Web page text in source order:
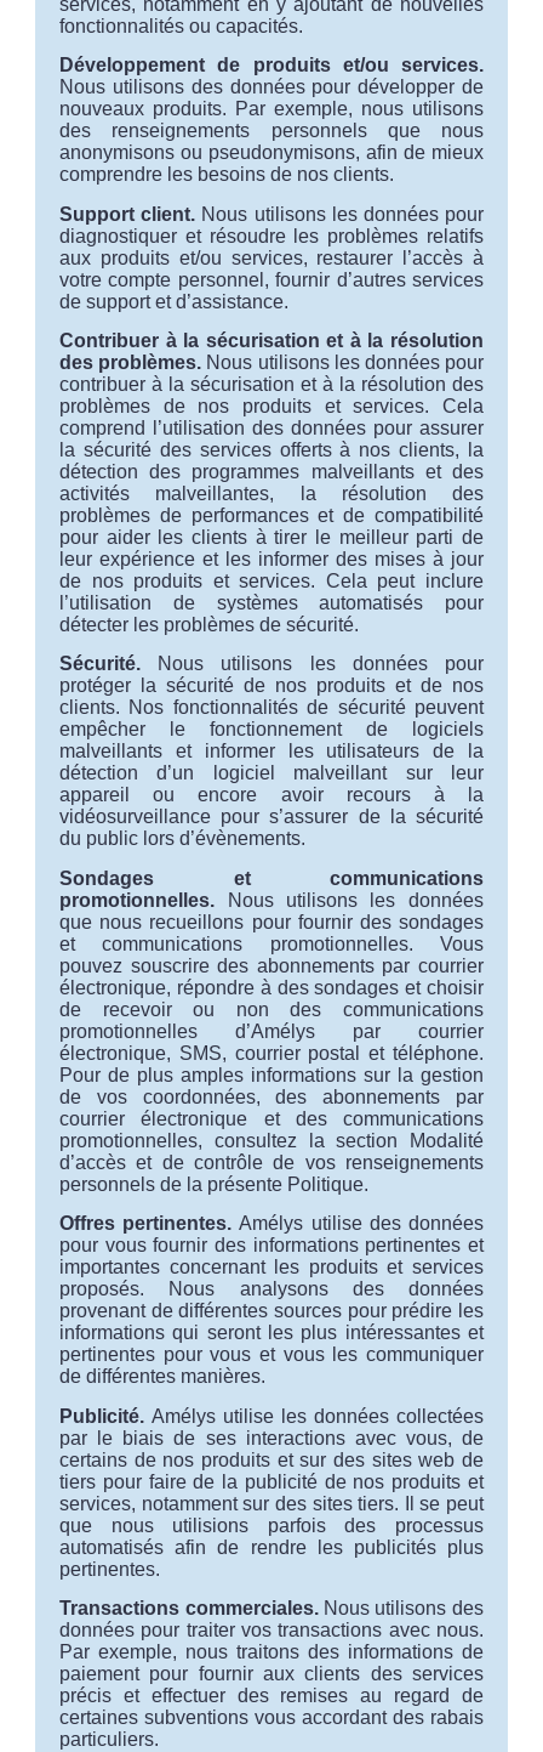
fonctionnalités ou capacités.
Développement de produits et/ou services.
Nous utilisons des données pour développer de
nouveaux produits. Par exemple, nous utilisons
des renseignements personnels que nous
anonymisons ou pseudonymisons, afin de mieux
comprendre les besoins de nos clients.
Support client. Nous utilisons les données pour
diagnostiquer et résoudre les problèmes relatifs
aux produits et/ou services, restaurer l’accès à
votre compte personnel, fournir d’autres services
de support et d’assistance.
Contribuer à la sécurisation et à la résolution
des problèmes. Nous utilisons les données pour
contribuer à la sécurisation et à la résolution des
problèmes de nos produits et services. Cela
comprend l’utilisation des données pour assurer
la sécurité des services offerts à nos clients, la
détection des programmes malveillants et des
activités malveillantes, la résolution des
problèmes de performances et de compatibilité
pour aider les clients à tirer le meilleur parti de
leur expérience et les informer des mises à jour
de nos produits et services. Cela peut inclure
l’utilisation de systèmes automatisés pour
détecter les problèmes de sécurité.
Sécurité.
Nous utilisons les données pour
protéger la sécurité de nos produits et de nos
clients. Nos fonctionnalités de sécurité peuvent
empêcher le fonctionnement de logiciels
malveillants et informer les utilisateurs de la
détection d’un logiciel malveillant sur leur
appareil ou encore avoir recours à la
vidéosurveillance pour s’assurer de la sécurité
du public lors d’évènements.
Sondages et communications
promotionnelles.
Nous utilisons les données
que nous recueillons pour fournir des sondages
et communications promotionnelles. Vous
pouvez souscrire des abonnements par courrier
électronique, répondre à des sondages et choisir
de recevoir ou non des communications
promotionnelles d’Amélys par courrier
électronique, SMS, courrier postal et téléphone.
Pour de plus amples informations sur la gestion
de vos coordonnées, des abonnements par
courrier électronique et des communications
promotionnelles, consultez la section Modalité
d’accès et de contrôle de vos renseignements
personnels de la présente Politique.
Offres pertinentes.Amélys utilise des données
pour vous fournir des informations pertinentes et
importantes concernant les produits et services
proposés. Nous analysons des données
provenant de différentes sources pour prédire les
informations qui seront les plus intéressantes et
pertinentes pour vous et vous les communiquer
de différentes manières.
Publicité.Amélys utilise les données collectées
par le biais de ses interactions avec vous, de
certains de nos produits et sur des sites web de
tiers pour faire de la publicité de nos produits et
services, notamment sur des sites tiers. Il se peut
que nous utilisions parfois des processus
automatisés afin de rendre les publicités plus
pertinentes.
Transactions commerciales. Nous utilisons des
données pour traiter vos transactions avec nous.
Par exemple, nous traitons des informations de
paiement pour fournir aux clients des services
précis et effectuer des remises au regard de
certaines subventions vous accordant des rabais
particuliers.